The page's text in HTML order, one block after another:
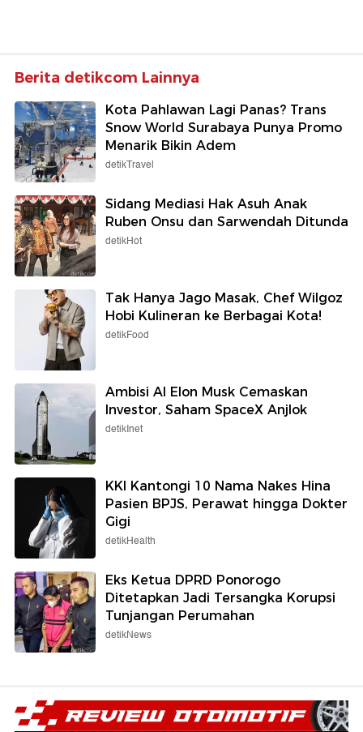
Berita detikcom Lainnya
Kota Pahlawan Lagi Panas? Trans
Snow World Surabaya Punya Promo
Menarik Bikin Adem
detikTravel
Sidang Mediasi Hak Asuh Anak
Ruben Onsu dan Sarwendah Ditunda
detikHot
Tak Hanya Jago Masak, Chef Wilgoz
Hobi Kulineran ke Berbagai Kota!
detikFood
Ambisi AI Elon Musk Cemaskan
Investor, Saham SpaceX Anjlok
detikInet
KKI Kantongi 10 Nama Nakes Hina
Pasien BPJS, Perawat hingga Dokter
Gigi
detikHealth
Eks Ketua DPRD Ponorogo
Ditetapkan Jadi Tersangka Korupsi
Tunjangan Perumahan
detikNews